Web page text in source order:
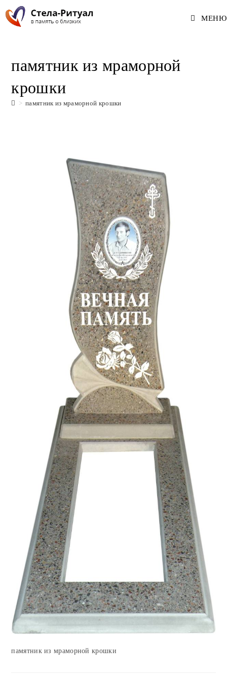
Перейти
МЕНЮ
памятник из мраморной
крошки
> памятник из мраморной крошки
памятник из мраморной крошки